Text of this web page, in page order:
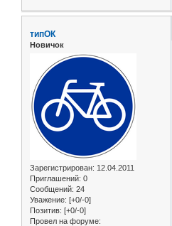
типОК
Новичок
Зарегистрирован: 12.04.2011
Приглашений: 0
Сообщений: 24
Уважение: [+0/-0]
Позитив: [+0/-0]
Провел на форуме: